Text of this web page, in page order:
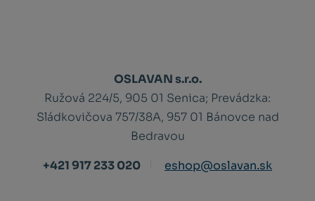
OSLAVAN s.r.o.
Ružová 224/5, 905 01 Senica; Prevádzka:
Sládkovičova 757/38A, 957 01 Bánovce nad
Bedravou
+421 917 233 020
eshop@oslavan.sk